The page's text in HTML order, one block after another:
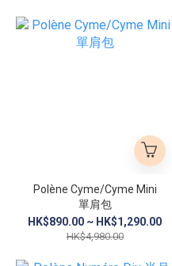
Polène Cyme/Cyme Mini
單肩包
HK$890.00 ~ HK$1,290.00
HK$4,980.00